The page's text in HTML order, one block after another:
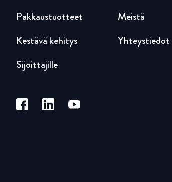
Pakkaustuotteet
Kestävä kehitys
Sijoittajille
Meistä
Yhteystiedot